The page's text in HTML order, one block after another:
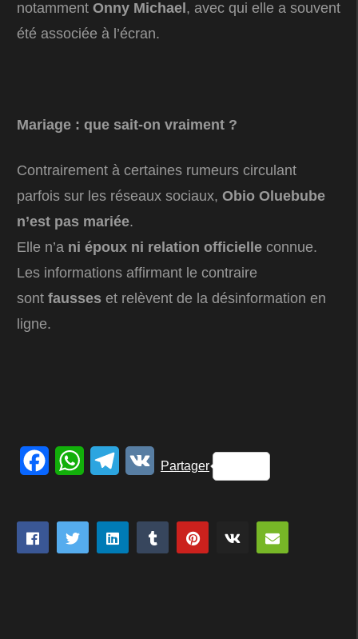
notamment Onny Michael , avec qui elle a souvent
été associée à l’écran.
Mariage : que sait-on vraiment ?
Contrairement à certaines rumeurs circulant
parfois sur les réseaux sociaux, Obio Oluebube
n’est pas mariée.
Elle n’a ni époux ni relation officielle connue.
Les informations affirmant le contraire
sont fausses et relèvent de la désinformation en
ligne.
FacebookWhatsAppTelegram
VK
Partager